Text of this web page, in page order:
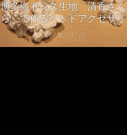
博多織ドレス生地「清香さく
ら」で作るヘッドアクセサリ
2014年3月7日